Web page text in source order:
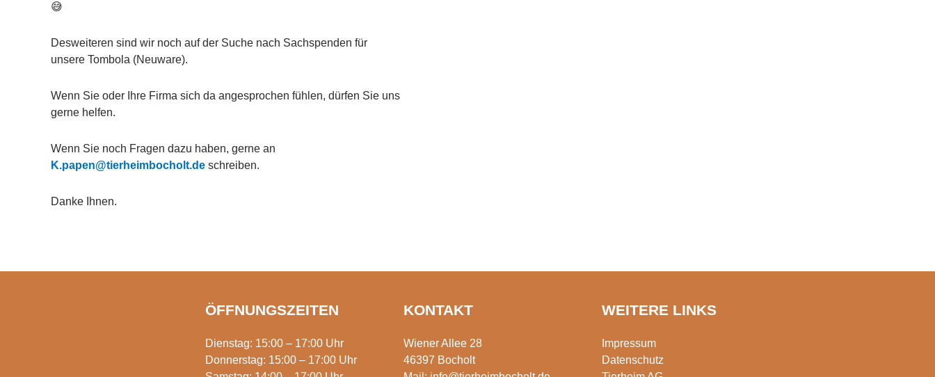
😅
Desweiteren sind wir noch auf der Suche nach Sachspenden für
unsere Tombola (Neuware).
Wenn Sie oder Ihre Firma sich da angesprochen fühlen, dürfen Sie uns
gerne helfen.
Wenn Sie noch Fragen dazu haben, gerne an
K.papen@tierheimbocholt.de schreiben.
Danke Ihnen.
ÖFFNUNGSZEITEN
Dienstag: 15:00 – 17:00 Uhr
Donnerstag: 15:00 – 17:00 Uhr
KONTAKT
Wiener Allee 28
46397 Bocholt
WEITERE LINKS
Impressum
Datenschutz